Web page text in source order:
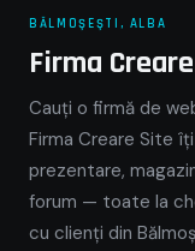
BĂLMOŞEŞTI, ALBA
Firma
Cauți o firmă de
Firma Creare Site
prezentare,
forum — toate la
cu clienți din